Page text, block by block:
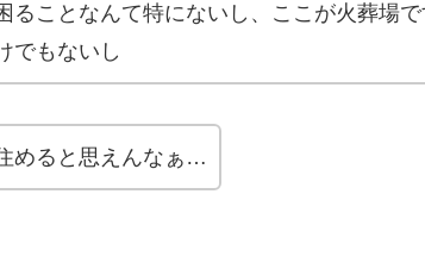
ることなんて特にないし、ここが火葬場
でもないし
めると思えんなぁ…